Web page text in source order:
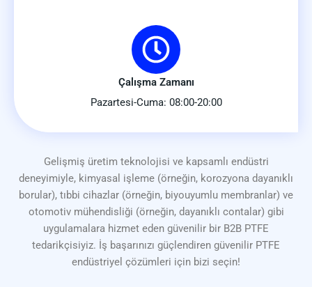
Çalışma Zamanı
Pazartesi-Cuma: 08:00-20:00
Gelişmiş üretim teknolojisi ve kapsamlı endüstri
deneyimiyle, kimyasal işleme (örneğin, korozyona dayanıklı
borular), tıbbi cihazlar (örneğin, biyouyumlu membranlar) ve
otomotiv mühendisliği (örneğin, dayanıklı contalar) gibi
uygulamalara hizmet eden güvenilir bir B2B PTFE
tedarikçisiyiz. İş başarınızı güçlendiren güvenilir PTFE
endüstriyel çözümleri için bizi seçin!